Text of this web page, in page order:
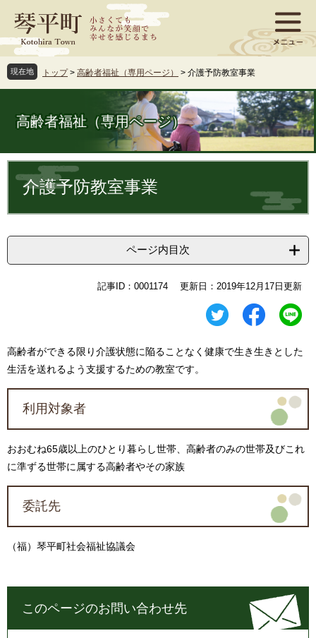
ジ
先
頭
ュ
を
飛
文
現在地 トップ > 高齢者福祉（専用ページ） > 介護予防教室事業
高齢者福祉（専用ページ）
文 介護予防教室事業
ページ内目次
記事ID：0001174 更新日：2019年12月17日更新
高齢者ができる限り介護状態に陥ることなく健康で生き生きとした
生活を送れるよう支援するための教室です。
利用対象者
おおむね65歳以上のひとり暮らし世帯、高齢者のみの世帯及びこれ
に準ずる世帯に属する高齢者やその家族
委託先
（福）琴平町社会福祉協議会
このページのお問い合わせ先